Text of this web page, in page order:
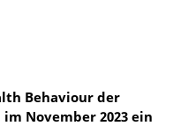
Behaviour der
November 2023 ein